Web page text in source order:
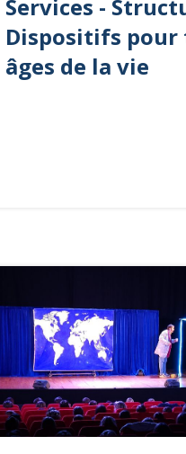
Services -
Dispositifs pour
âges de la vie